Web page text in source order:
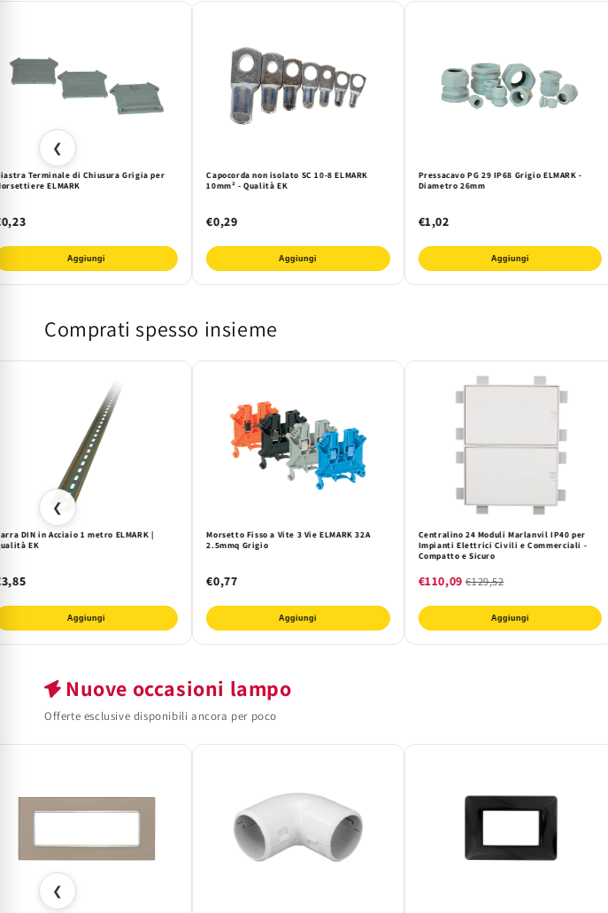
❮
Terminale di Chiusura Grigia per
ELMARK
Aggiungi
Capocorda non isolato SC 10-8 ELMARK
10mm² - Qualità EK
€0,29
Aggiungi
Pressacavo PG 29 IP68 Grigio ELMARK -
Diametro 26mm
€1,02
Aggiungi
Comprati spesso insieme
❮
DIN in Acciaio 1 metro ELMARK |
EK
Aggiungi
Morsetto Fisso a Vite 3 Vie ELMARK 32A
2.5mmq Grigio
€0,77
Aggiungi
Centralino 24 Moduli Marlanvil IP40 per
Impianti Elettrici Civili e Commerciali -
Compatto e Sicuro
€110,09 €129,52
Aggiungi
Nuove occasioni lampo
Offerte esclusive disponibili ancora per poco
❮